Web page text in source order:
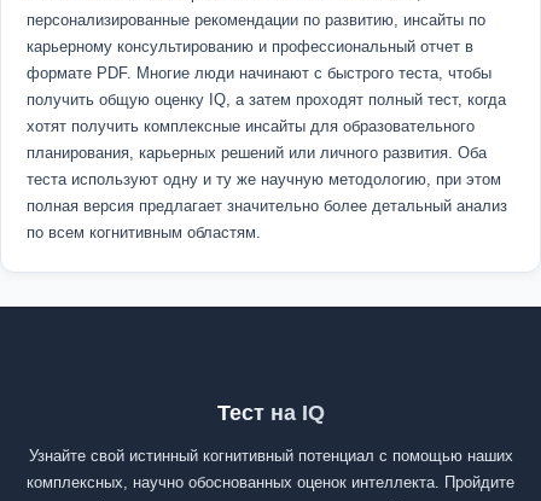
персонализированные рекомендации по развитию, инсайты по
карьерному консультированию и профессиональный отчет в
формате PDF. Многие люди начинают с быстрого теста, чтобы
получить общую оценку IQ, а затем проходят полный тест, когда
хотят получить комплексные инсайты для образовательного
планирования, карьерных решений или личного развития. Оба
теста используют одну и ту же научную методологию, при этом
полная версия предлагает значительно более детальный анализ
по всем когнитивным областям.
Тест на IQ
Узнайте свой истинный когнитивный потенциал с помощью наших
комплексных, научно обоснованных оценок интеллекта. Пройдите